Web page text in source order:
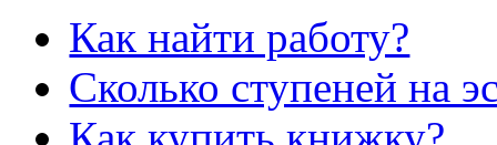
Как найти работу?
Сколько ступеней на